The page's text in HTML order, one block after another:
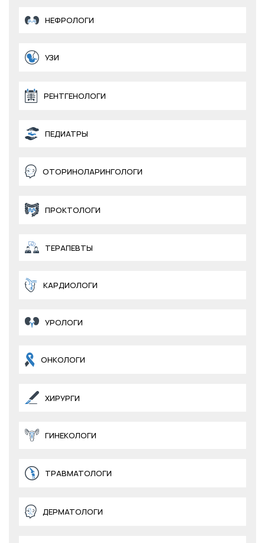
НЕФРОЛОГИ
УЗИ
РЕНТГЕНОЛОГИ
ПЕДИАТРЫ
ОТОРИНОЛАРИНГОЛОГИ
ПРОКТОЛОГИ
ТЕРАПЕВТЫ
КАРДИОЛОГИ
УРОЛОГИ
ОНКОЛОГИ
ХИРУРГИ
ГИНЕКОЛОГИ
ТРАВМАТОЛОГИ
ДЕРМАТОЛОГИ